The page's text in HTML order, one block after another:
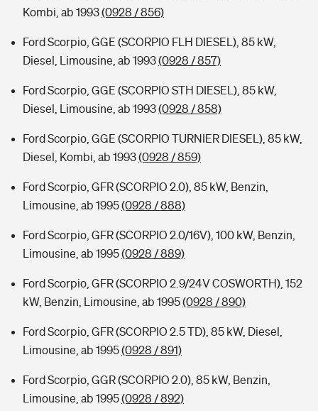
Kombi, ab 1993(0928 / 856)
Ford Scorpio, GGE (SCORPIO FLH DIESEL), 85 kW,
Diesel, Limousine, ab 1993(0928 / 857)
Ford Scorpio, GGE (SCORPIO STH DIESEL), 85 kW,
Diesel, Limousine, ab 1993(0928 / 858)
Ford Scorpio, GGE (SCORPIO TURNIER DIESEL), 85 kW,
Diesel, Kombi, ab 1993(0928 / 859)
Ford Scorpio, GFR (SCORPIO 2.0), 85 kW, Benzin,
Limousine, ab 1995(0928 / 888)
Ford Scorpio, GFR (SCORPIO 2.0/16V), 100 kW, Benzin,
Limousine, ab 1995(0928 / 889)
Ford Scorpio, GFR (SCORPIO 2.9/24V COSWORTH), 152
kW, Benzin, Limousine, ab 1995(0928 / 890)
Ford Scorpio, GFR (SCORPIO 2.5 TD), 85 kW, Diesel,
Limousine, ab 1995(0928 / 891)
Ford Scorpio, GGR (SCORPIO 2.0), 85 kW, Benzin,
Limousine, ab 1995(0928 / 892)